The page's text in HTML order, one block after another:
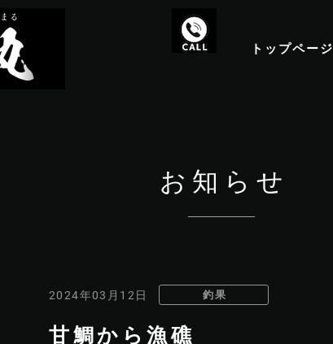
トップページ
お知らせ
2024年03月12日 釣果
甘鯛から漁礁